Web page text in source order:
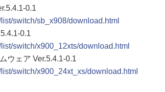
0.1
switch/sb_x908/download.html
0.1
switch/x900_12xts/download.html
ウェア Ver.5.4.1-0.1
switch/x900_24xt_xs/download.html